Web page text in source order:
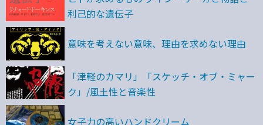
利己的な遺伝子
意味を考えない意味、理由を求めない理由
「津軽のカマリ」「スケッチ・オブ・ミャー
ク」/風土性と音楽性
女子力の高いハンドクリーム